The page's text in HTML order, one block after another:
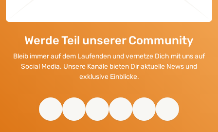
Werde Teil unserer Community
Bleib immer auf dem Laufenden und vernetze Dich mit uns auf
Social Media. Unsere Kanäle bieten Dir aktuelle News und
exklusive Einblicke.